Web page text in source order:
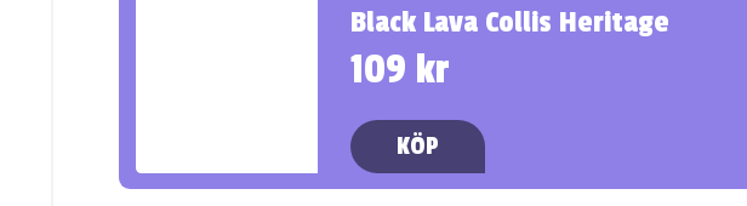
Black Lava Collis Heritage
109 kr
KÖP